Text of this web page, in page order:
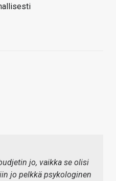
jo, vaikka se olisi
jo pelkkä psykologinen